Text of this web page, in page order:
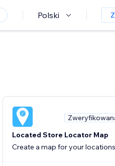
Polski
Located Store Locator Map
Create a map for your